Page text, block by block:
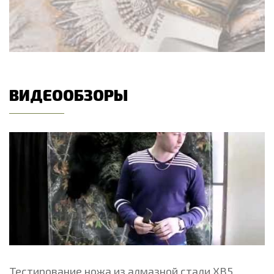
ВИДЕООБЗОРЫ
Тестирование ножа из алмазной стали ХВ5